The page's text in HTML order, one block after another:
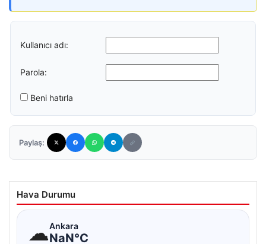
Kullanıcı adı:
Parola:
Beni hatırla
Paylaş:
Hava Durumu
☁Ankara
NaN°C